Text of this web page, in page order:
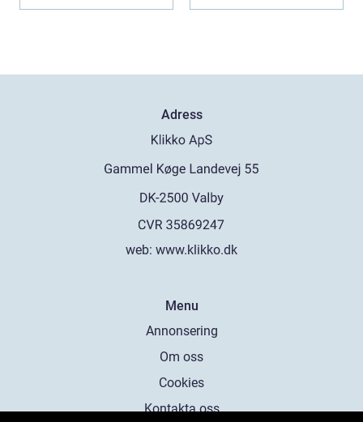
Adress
web: www.klikko.dk
Menu
Annonsering
Om oss
Cookies
Kontakta oss